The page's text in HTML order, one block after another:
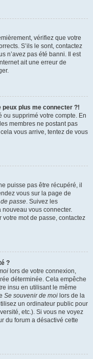
vérifiez que votre
S’ils le sont, contactez
n’avez pas été banni. Il est
ait une erreur de
plus me connecter ?!
ou supprimé votre compte. En
membres ne postant pas
vous arrive, tentez de vous
puisse pas être récupéré, il
vous sur la page de
passe. Suivez les
vous connecter.
mot de passe, contactez
?
lors de votre connexion,
déterminée. Cela empêche
insu en utilisant le même
Se souvenir de moi lors de la
un ordinateur public pour
etc.). Si vous ne voyez
du forum a désactivé cette